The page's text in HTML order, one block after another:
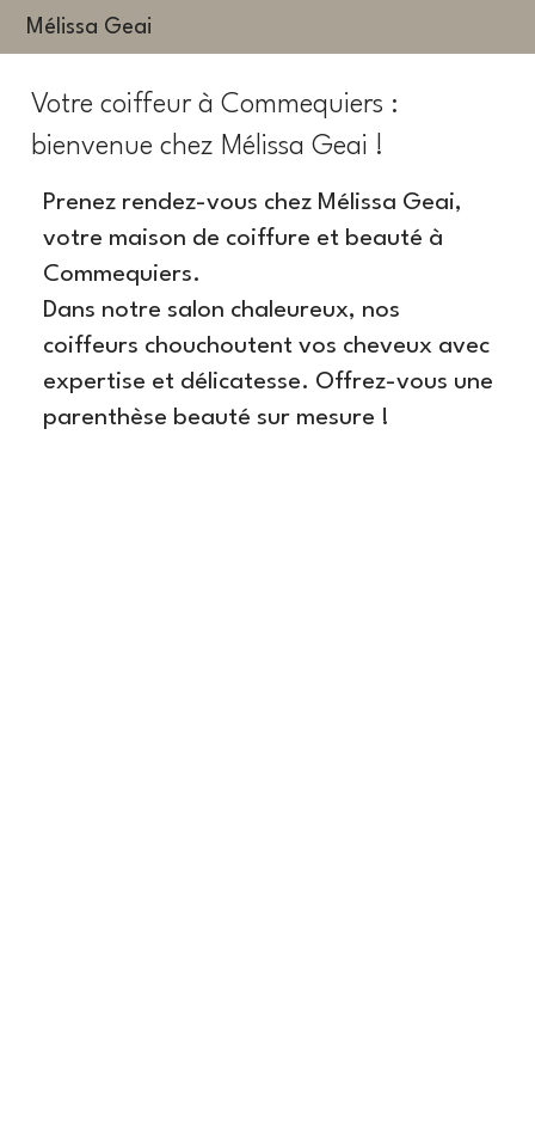
Mélissa Geai
Votre coiffeur à Commequiers :
bienvenue chez Mélissa Geai !
Prenez rendez-vous chez Mélissa Geai,
votre maison de coiffure et beauté à
Commequiers.
Dans notre salon chaleureux, nos
coiffeurs chouchoutent vos cheveux avec
expertise et délicatesse. Offrez-vous une
parenthèse beauté sur mesure !